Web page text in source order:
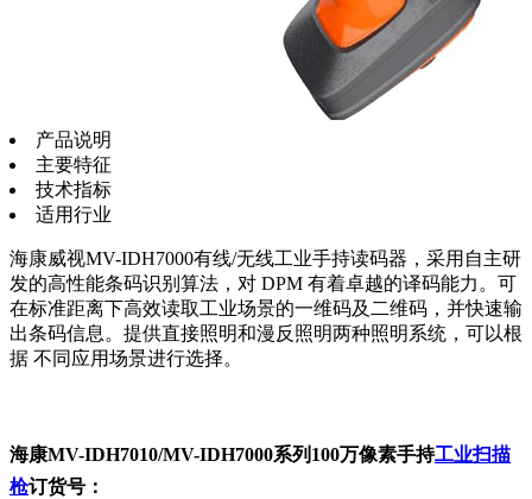
产品说明
主要特征
技术指标
适用行业
海康威视MV-IDH7000有线/无线工业手持读码器，采用自主研
发的高性能条码识别算法，对 DPM 有着卓越的译码能力。可
在标准距离下高效读取工业场景的一维码及二维码，并快速输
出条码信息。提供直接照明和漫反照明两种照明系统，可以根
据 不同应用场景进行选择。
海康MV-IDH7010/MV-IDH7000系列100万像素手持工业扫描
枪订货号：